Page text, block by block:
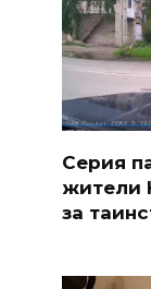
Серия
жители
за